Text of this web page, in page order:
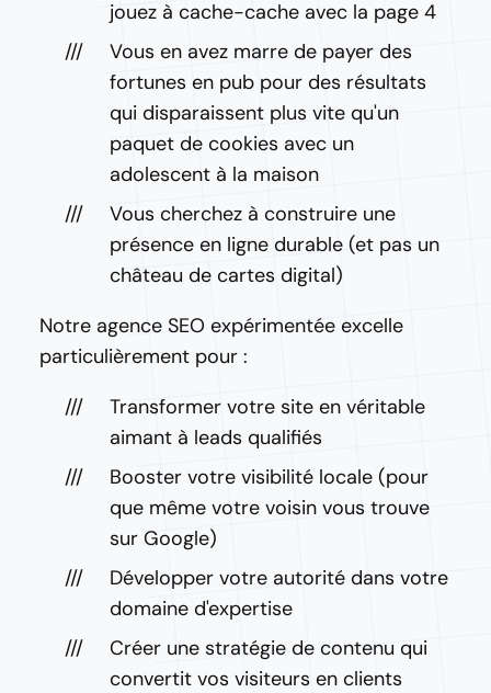
jouez à cache-cache avec la page 4
Vous en avez marre de payer des
fortunes en pub pour des résultats
qui disparaissent plus vite qu'un
paquet de cookies avec un
adolescent à la maison
Vous cherchez à construire une
présence en ligne durable (et pas un
château de cartes digital)
Notre agence SEO expérimentée excelle
particulièrement pour :
Transformer votre site en véritable
aimant à leads qualifiés
Booster votre visibilité locale (pour
que même votre voisin vous trouve
sur Google)
Développer votre autorité dans votre
domaine d'expertise
Créer une stratégie de contenu qui
convertit vos visiteurs en clients